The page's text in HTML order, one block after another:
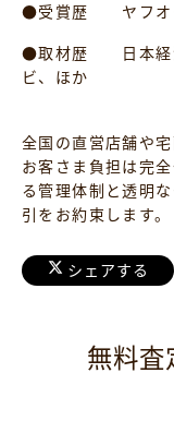
●受賞歴 ヤフオク
●取材歴 日本経済
ビ、ほか
全国の直営店舗や
お客さま負担は完
る管理体制と透明
引をお約束します。
シェアする
無料査